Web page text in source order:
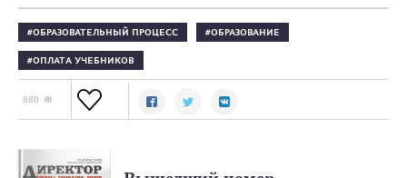
ОБРАЗОВАТЕЛЬНЫЙ ПРОЦЕСС ОБРАЗОВАНИЕ
ОПЛАТА УЧЕБНИКОВ
880